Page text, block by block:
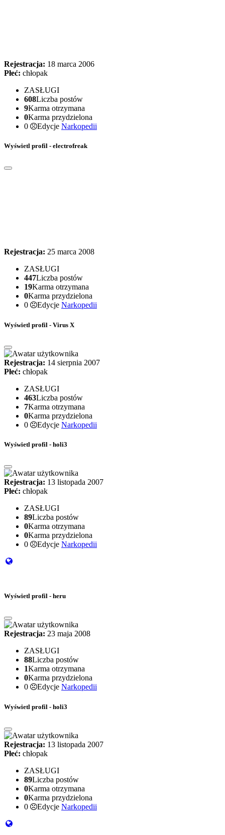
Rejestracja: 18 marca 2006
Płeć: chłopak
ZASŁUGI
608Liczba postów
9Karma otrzymana
0Karma przydzielona
0
Edycje Narkopedii
Wyświetl profil - electrofreak
Rejestracja: 25 marca 2008
ZASŁUGI
447Liczba postów
19Karma otrzymana
0Karma przydzielona
0
Edycje Narkopedii
Wyświetl profil - Virus X
Rejestracja: 14 sierpnia 2007
Płeć: chłopak
ZASŁUGI
463Liczba postów
7Karma otrzymana
0Karma przydzielona
0
Edycje Narkopedii
Wyświetl profil - holi3
Rejestracja: 13 listopada 2007
Płeć: chłopak
ZASŁUGI
89Liczba postów
0Karma otrzymana
0Karma przydzielona
0
Edycje Narkopedii
Wyświetl profil - heru
Rejestracja: 23 maja 2008
ZASŁUGI
88Liczba postów
1Karma otrzymana
0Karma przydzielona
0
Edycje Narkopedii
Wyświetl profil - holi3
Rejestracja: 13 listopada 2007
Płeć: chłopak
ZASŁUGI
89Liczba postów
0Karma otrzymana
0Karma przydzielona
0
Edycje Narkopedii